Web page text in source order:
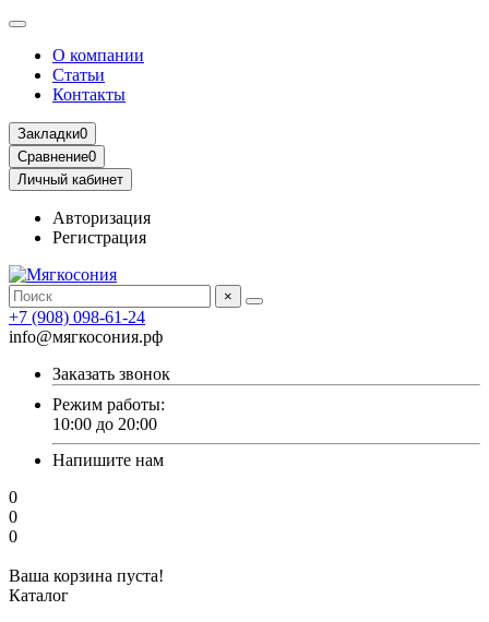
О компании
Статьи
Контакты
Закладки0
Сравнение0
Личный кабинет
Авторизация
Регистрация
×
+7 (908) 098-61-24
info@мягкосония.рф
Заказать звонок
Режим работы:
10:00 до 20:00
Напишите нам
0
0
0
Ваша корзина пуста!
Каталог